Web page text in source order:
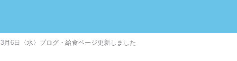
3月6日〈水〉ブログ・給食ページ更新しました